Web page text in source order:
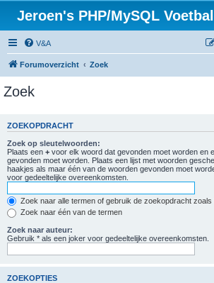
Jeroen's PHP/MySQL
V&A
Forumoverzicht Zoek
Zoek
ZOEKOPDRACHT
Zoek op sleutelwoorden:
Plaats een + voor elk woord dat gevonden moet worden en
gevonden moet worden. Plaats een lijst met woorden
haakjes als maar één van de woorden gevonden moet
voor gedeeltelijke overeenkomsten.
Zoek naar alle termen of gebruik de zoekopdracht zoals
Zoek naar één van de termen
Zoek naar auteur:
Gebruik * als een joker voor gedeeltelijke overeenkomsten.
ZOEKOPTIES